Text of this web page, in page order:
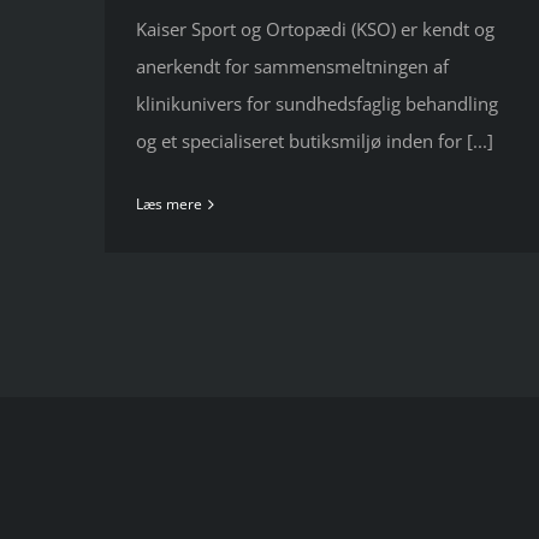
Kaiser Sport og Ortopædi (KSO) er kendt og
anerkendt for sammensmeltningen af
klinikunivers for sundhedsfaglig behandling
og et specialiseret butiksmiljø inden for [...]
Læs mere